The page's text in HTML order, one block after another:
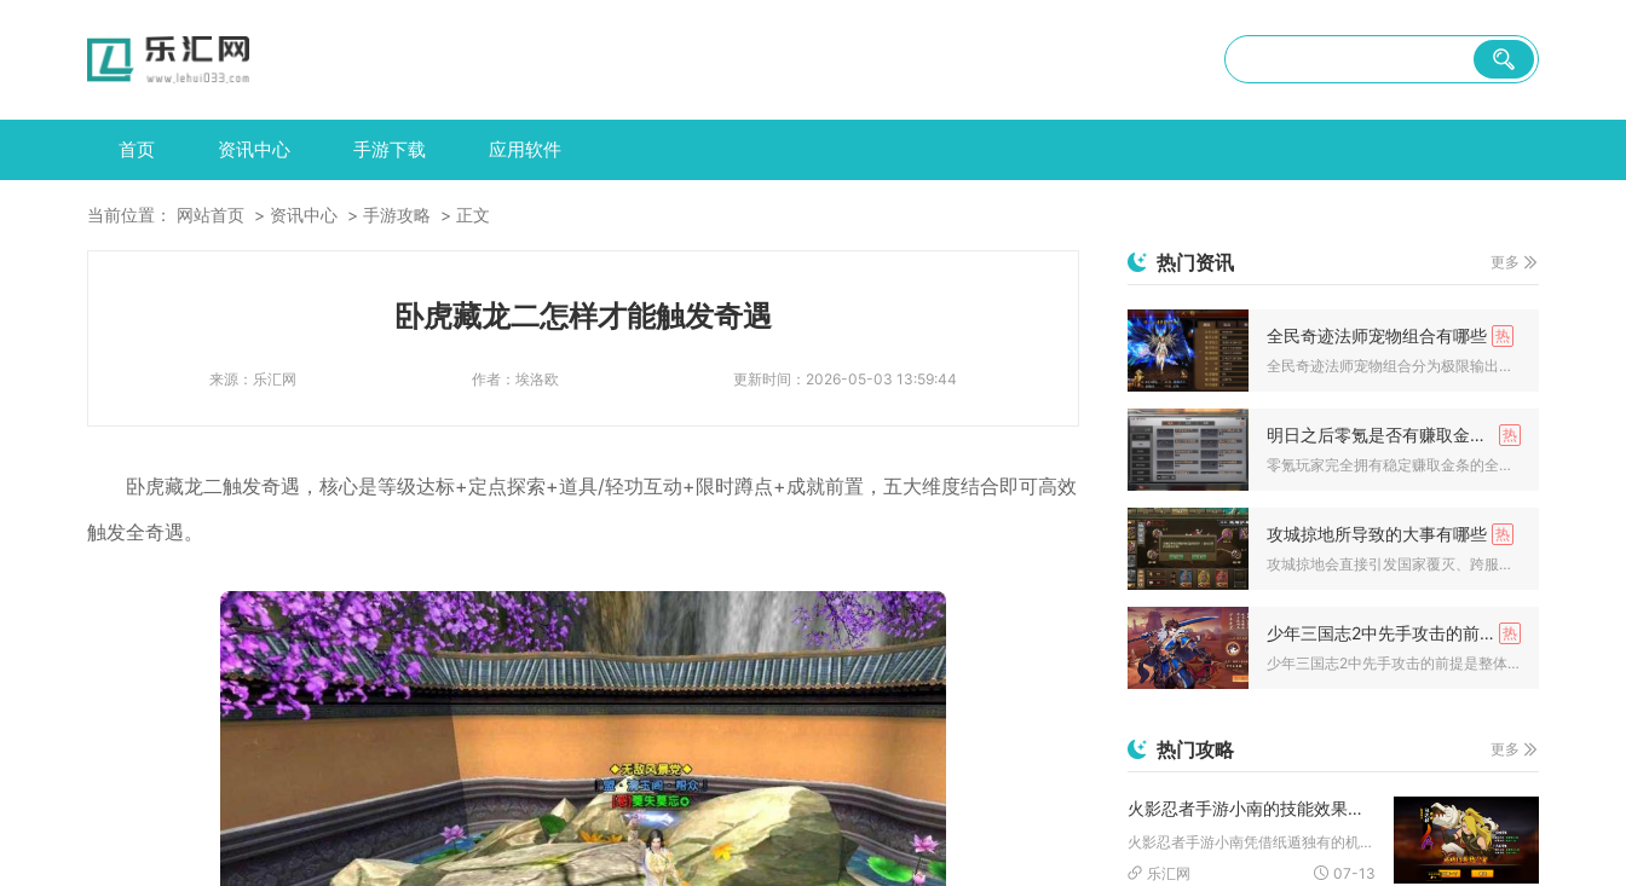
首页 资讯中心 手游下载 应用软件
当前位置： 网站首页 资讯中心 手游攻略 正文
卧虎藏龙二怎样才能触发奇遇
来源： 乐汇网 作者： 埃洛欧 更新时间： 2026-05-03 13:59:44
卧虎藏龙二触发奇遇，核心是等级达标+定点探索+道具/轻功互动+限时蹲点+成就前置，五大维度结合即可高效
触发全奇遇。
热门资讯 更多
全民奇迹法师宠物组合有哪些
全民奇迹法师宠物组合分为极限输出流、控制续航流、均衡适配流三...
明日之后零氪是否有赚取金条的技巧
零氪玩家完全拥有稳定赚取金条的全套实操技巧，无需充值任何道具...
攻城掠地所导致的大事有哪些
攻城掠地会直接引发国家覆灭、跨服格局重构、高阶资源洗牌、武将...
少年三国志2中先手攻击的前提是什么
少年三国志2中先手攻击的前提是整体先手值高于敌方，而先手值由...
热门攻略 更多
火影忍者手游小南的技能效果有多强
火影忍者手游小南凭借纸遁独有的机制，技能综合强度稳居决斗场上...
乐汇网
07-13